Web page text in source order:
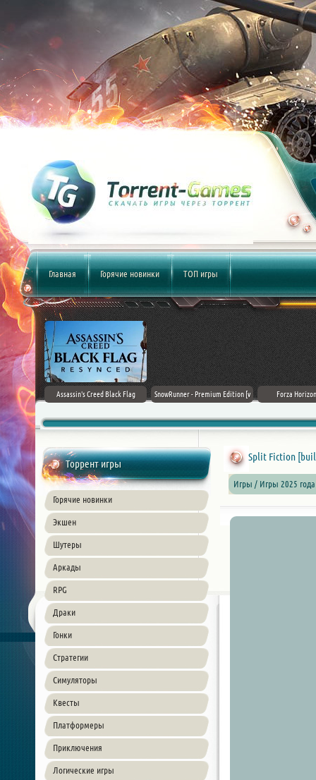
Главная Горячие новинки ТОП игры
Ages
Assassin's Creed Black Flag
SnowRunner - Premium Edition [v
Forza
Торрент игры
Горячие новинки
Экшен
Шутеры
Аркады
RPG
Драки
Гонки
Стратегии
Симуляторы
Квесты
Платформеры
Приключения
Логические игры
Split Fiction
Игры / Игры 2025